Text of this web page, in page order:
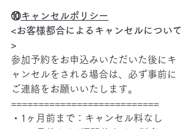
⑩キャンセルポリシー
<お客様都合によるキャンセルについて
>
参加予約をお申込みいただいた後にキ
ャンセルをされる場合は、必ず事前に
ご連絡をお願いいたします。
===========================
・1ヶ月前まで：キャンセル料なし